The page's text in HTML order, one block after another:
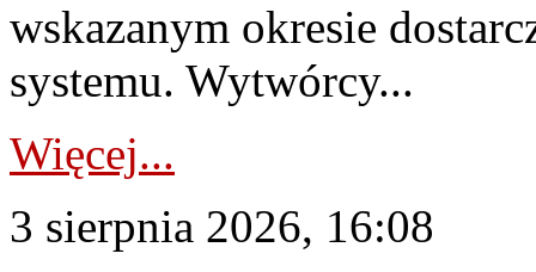
wskazanym okresie
systemu. Wytwórcy...
Więcej...
3 sierpnia 2026, 16:08